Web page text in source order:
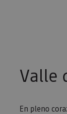
Valle
En pleno